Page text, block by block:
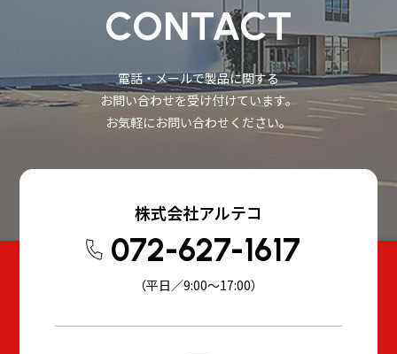
CONTACT
電話・メールで製品に関する
お問い合わせを受け付けています。
お気軽にお問い合わせください。
株式会社アルテコ
072-627-1617
（平日／9:00～17:00）